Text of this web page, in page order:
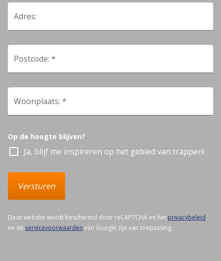
Adres:
Postcode: *
Woonplaats: *
Op de hoogte blijven?
check_box_outline_blank Ja, blijf me inspireren op het gebied van trappen!
Versturen
Deze website wordt beschermd door reCAPTCHA en het privacybeleid
en de servicevoorwaarden van Google zijn van toepassing.